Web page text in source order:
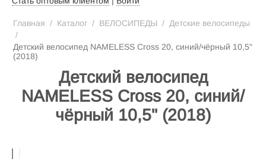
Главная / Каталог / ВЕЛОСИПЕДЫ / Детские велосипеды
/
Детский велосипед NAMELESS Cross 20, синий/чёрный 10,5"
(2018)
Детский велосипед
NAMELESS Cross 20, синий/
чёрный 10,5" (2018)